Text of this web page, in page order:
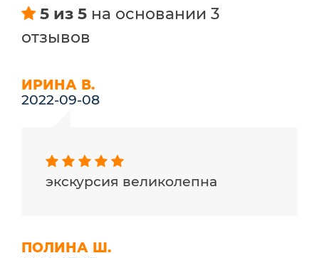
5 из 5 на основании 3
отзывов
ИРИНА В.
2022-09-08
экскурсия великолепна
ПОЛИНА Ш.